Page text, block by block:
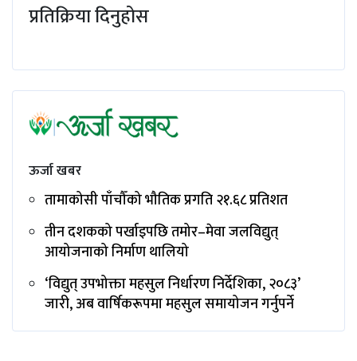
प्रतिक्रिया दिनुहोस
ऊर्जा खबर
तामाकोसी पाँचौँको भौतिक प्रगति २१.६८ प्रतिशत
तीन दशकको पर्खाइपछि तमोर–मेवा जलविद्युत्
आयोजनाको निर्माण थालियो
‘विद्युत् उपभोक्ता महसुल निर्धारण निर्देशिका, २०८३’
जारी, अब वार्षिकरूपमा महसुल समायोजन गर्नुपर्ने